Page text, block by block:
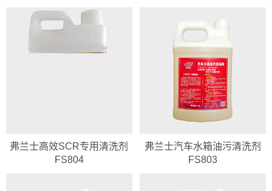
弗兰士高效SCR专用清洗剂
FS804
弗兰士汽车水箱油污清洗剂
FS803